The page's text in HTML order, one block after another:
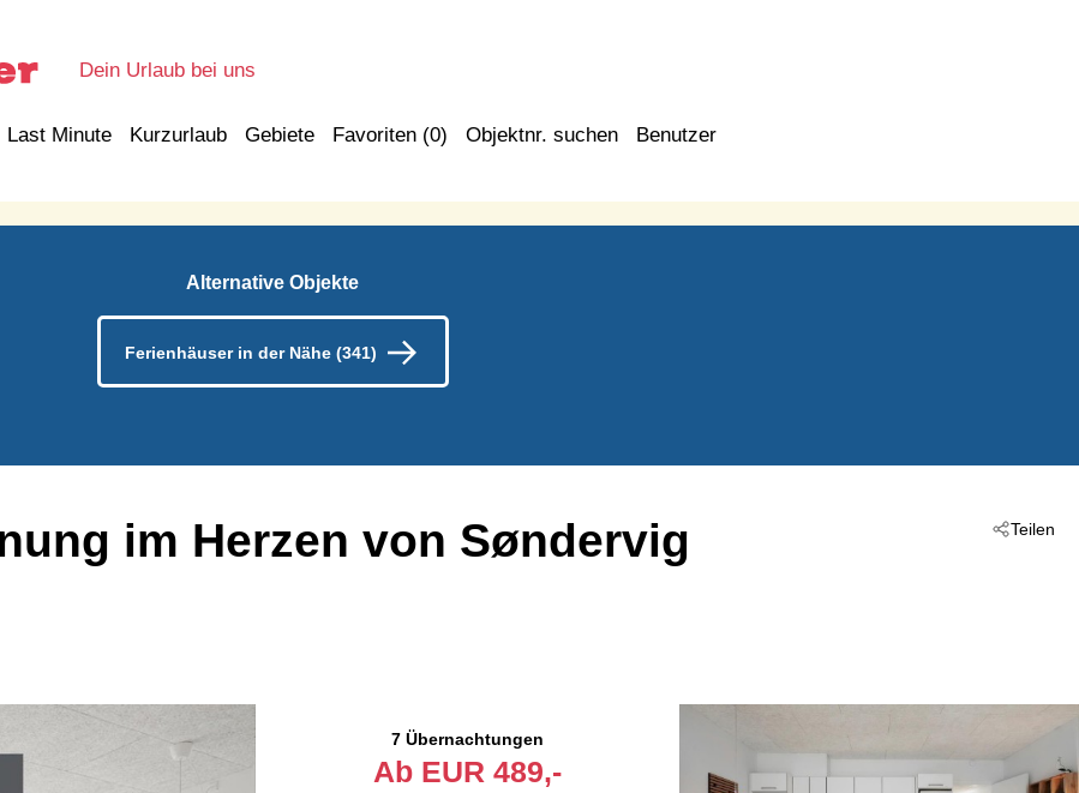
Dein Urlaub bei uns
Last Minute Kurzurlaub Gebiete Favoriten (0) Objektnr. suchen Benutzer
Alternative Objekte
Ferienhäuser in der Nähe (341)
Teilen
im Herzen von Søndervig
7 Übernachtungen
Ab EUR 489,-